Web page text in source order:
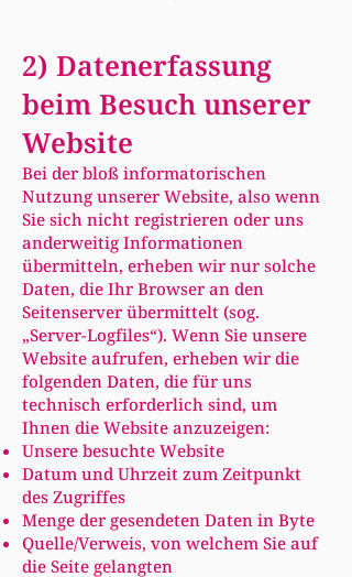
2) Datenerfassung
beim Besuch unserer
Website
Bei der bloß informatorischen
Nutzung unserer Website, also wenn
Sie sich nicht registrieren oder uns
anderweitig Informationen
übermitteln, erheben wir nur solche
Daten, die Ihr Browser an den
Seitenserver übermittelt (sog.
„Server-Logfiles“). Wenn Sie unsere
Website aufrufen, erheben wir die
folgenden Daten, die für uns
technisch erforderlich sind, um
Ihnen die Website anzuzeigen:
Unsere besuchte Website
Datum und Uhrzeit zum Zeitpunkt
des Zugriffes
Menge der gesendeten Daten in Byte
Quelle/Verweis, von welchem Sie auf
die Seite gelangten